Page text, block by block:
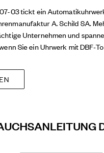
03 tickt ein
A. Schild SA.
Unternehmen und
Sie ein Uhrwerk mit DBF-